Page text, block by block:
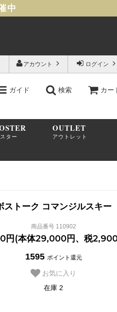
中
ログイン
アカウント
ガイド 検索 カー
ター
OUTLET
アウトレット
ストーク コマンジルスキー
商品番号 110902
円(本体29,000円、税
1595 ポイント還元
お気に入り
在庫 2